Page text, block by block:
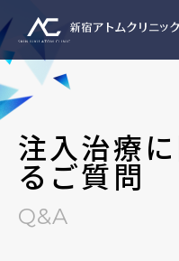
注入治療
るご質問
Q&A